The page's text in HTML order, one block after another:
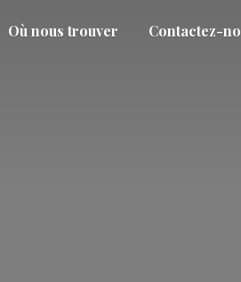
Où nous trouver Contactez-